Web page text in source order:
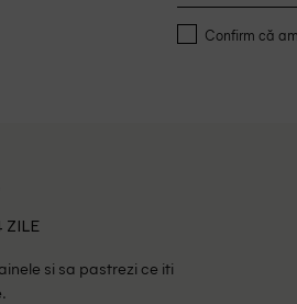
Confirm că
ZILE
si sa pastrezi ce iti